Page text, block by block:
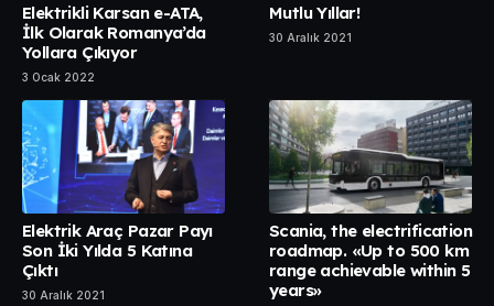
Elektrikli Karsan e-ATA,
İlk Olarak Romanya’da
Yollara Çıkıyor
3 Ocak 2022
Mutlu Yıllar!
30 Aralık 2021
Elektrik Araç Pazar Payı
Son İki Yılda 5 Katına
Çıktı
30 Aralık 2021
Scania, the electrification
roadmap. «Up to 500 km
range achievable within 5
years»